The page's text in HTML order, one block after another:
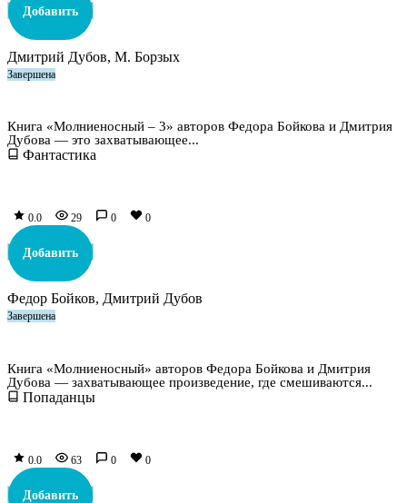
Добавить
Дмитрий Дубов, М. Борзых
Завершена
Книга «Молниеносный – 3» авторов Федора Бойкова и Дмитрия
Дубова — это захватывающее...
Фантастика
0.0 29 0 0
Добавить
Федор Бойков, Дмитрий Дубов
Завершена
Книга «Молниеносный» авторов Федора Бойкова и Дмитрия
Дубова — захватывающее произведение, где смешиваются...
Попаданцы
0.0 63 0 0
Добавить